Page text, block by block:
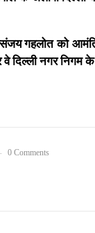
गहलोत को
दिल्ली नगर निगम
0 Comments